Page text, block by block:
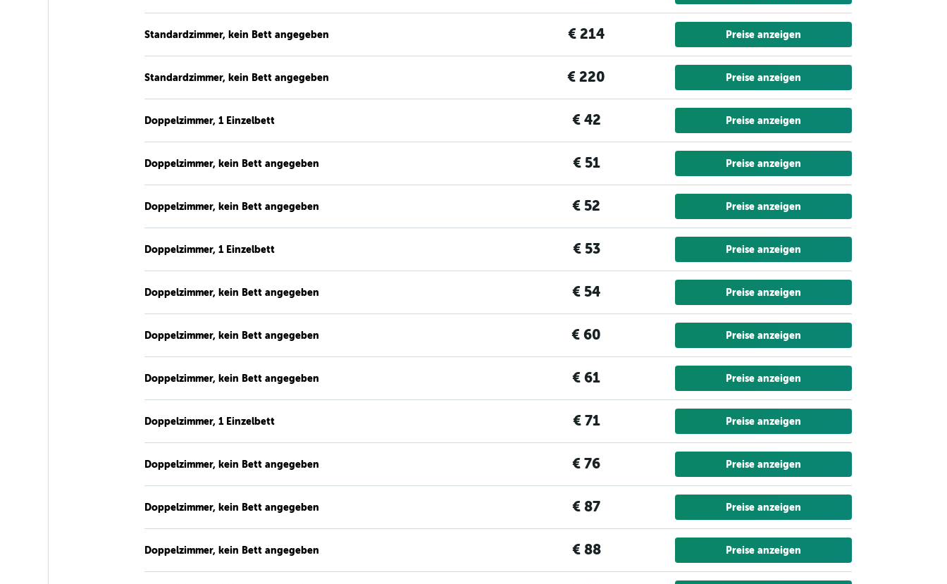
Standardzimmer, kein Bett angegeben € 214 Preise anzeigen
Standardzimmer, kein Bett angegeben € 220 Preise anzeigen
Doppelzimmer, 1 Einzelbett € 42 Preise anzeigen
Doppelzimmer, kein Bett angegeben € 51 Preise anzeigen
Doppelzimmer, kein Bett angegeben € 52 Preise anzeigen
Doppelzimmer, 1 Einzelbett € 53 Preise anzeigen
Doppelzimmer, kein Bett angegeben € 54 Preise anzeigen
Doppelzimmer, kein Bett angegeben € 60 Preise anzeigen
Doppelzimmer, kein Bett angegeben € 61 Preise anzeigen
Doppelzimmer, 1 Einzelbett € 71 Preise anzeigen
Doppelzimmer, kein Bett angegeben € 76 Preise anzeigen
Doppelzimmer, kein Bett angegeben € 87 Preise anzeigen
Doppelzimmer, kein Bett angegeben € 88 Preise anzeigen